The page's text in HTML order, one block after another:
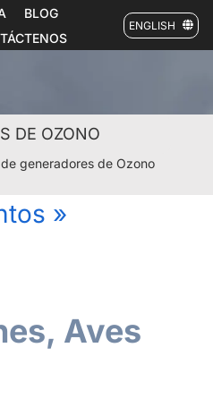
BLOG
ENGLISH
DE OZONO
generadores de Ozono
»
Aves